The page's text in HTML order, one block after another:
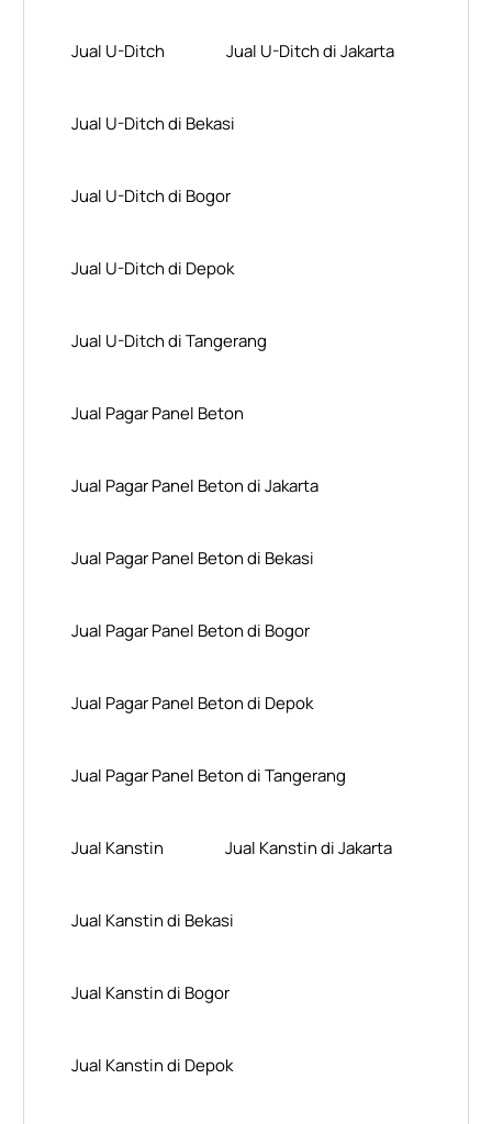
Jual U-Ditch Jual U-Ditch di Jakarta
Jual U-Ditch di Bekasi
Jual U-Ditch di Bogor
Jual U-Ditch di Depok
Jual U-Ditch di Tangerang
Jual Pagar Panel Beton
Jual Pagar Panel Beton di Jakarta
Jual Pagar Panel Beton di Bekasi
Jual Pagar Panel Beton di Bogor
Jual Pagar Panel Beton di Depok
Jual Pagar Panel Beton di Tangerang
Jual Kanstin Jual Kanstin di Jakarta
Jual Kanstin di Bekasi
Jual Kanstin di Bogor
Jual Kanstin di Depok